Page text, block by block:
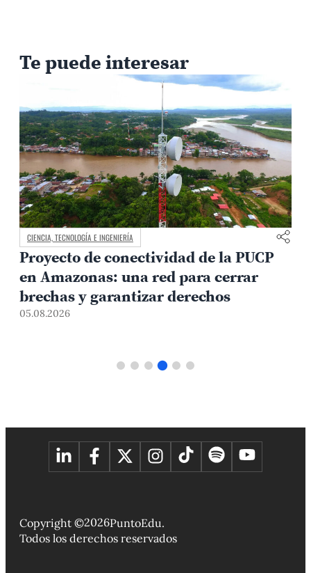
Te puede interesar
CIENCIA, TECNOLOGÍA E INGENIERÍA
Proyecto de conectividad de la PUCP
en Amazonas: una red para cerrar
brechas y garantizar derechos
05.08.2026
Copyright ©2026PuntoEdu.
Todos los derechos reservados